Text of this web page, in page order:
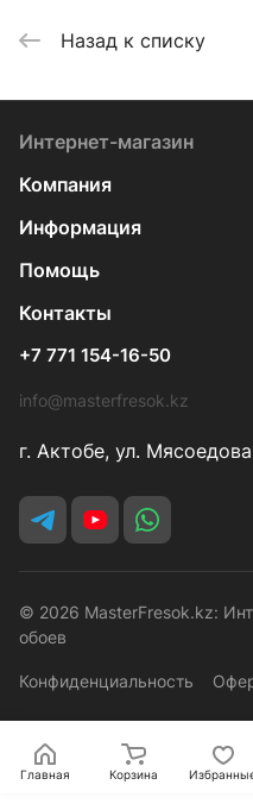
Назад к списку
Интернет-магазин
Компания
Информация
Помощь
Контакты
+7 771 154-16-50
info@masterfresok.kz
г. Актобе, ул.
© 2026 MasterFresok.kz:
обоев
Конфиденциальность
Главная Корзина